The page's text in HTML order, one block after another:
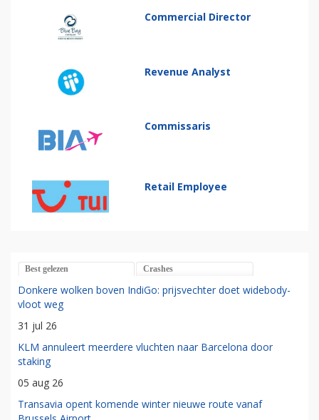
Commercial Director
Revenue Analyst
Commissaris
Retail Employee
Best gelezen Crashes
Donkere wolken boven IndiGo: prijsvechter doet widebody-
vloot weg
31 jul 26
KLM annuleert meerdere vluchten naar Barcelona door
staking
05 aug 26
Transavia opent komende winter nieuwe route vanaf